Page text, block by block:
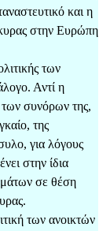
και η
στην Ευρώπη
των
Αντί η
συνόρων της,
της
για λόγους
στην ίδια
σε θέση
των ανοικτών